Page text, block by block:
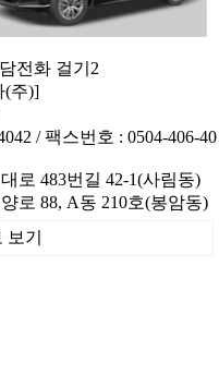
전화 걸기2
(주)]
/ 팩스번호 : 0504-406-40
로 483번길 42-1(사림동)
로 88, A동 210호(봉암동)
기